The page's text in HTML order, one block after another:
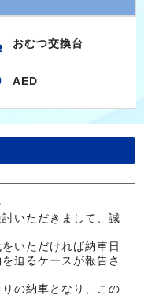
おむつ交換台
AED
いただきまして、誠
いただければ納車日
迫るケースが報告さ
の納車となり、この